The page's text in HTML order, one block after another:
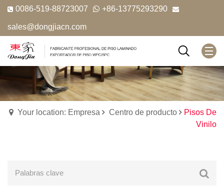
0086-519-88723007 +86-13775293290
sales@dongjiacn.com
Your location: Empresa Centro de producto
Pisos De
Vinilo